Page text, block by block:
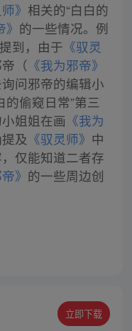
》 相关的“白白的
的一些情况。例
到，由于 《驭灵
（ 《我为邪帝》
问邪帝的编辑小
的偷窥日常”第三
姐姐在画 《我为
及 《驭灵师》 中
仅能知道二者存
》 的一些周边创
立即下载